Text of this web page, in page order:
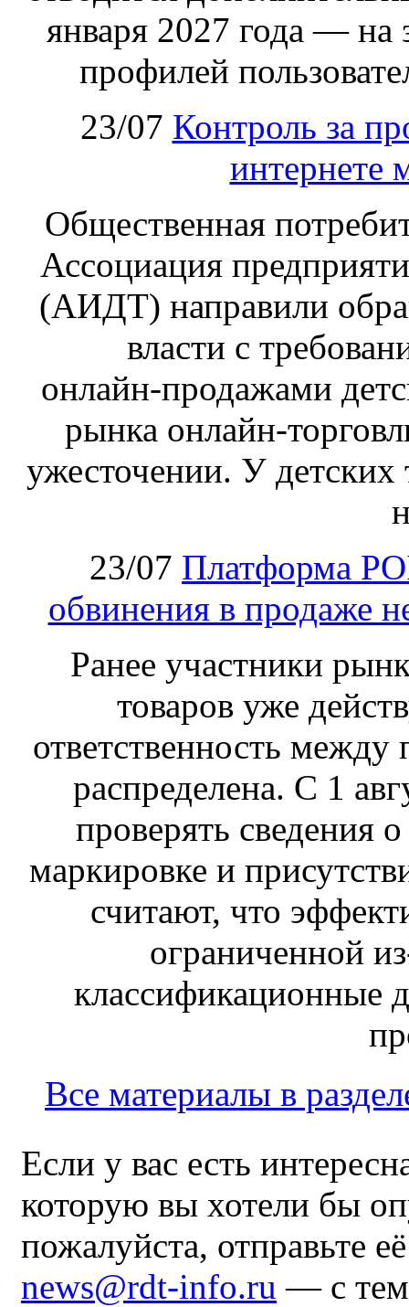
января 2027 года —
профилей
23/07 Контроль за
интернете
Общественная
Ассоциация
(АИДТ) направили
власти с
онлайн‑продажами
рынка онлайн-
ужесточении. У детских
23/07 Платформа
обвинения в продаже
Ранее участники
товаров уже
ответственность
распределена. С 1
проверять сведения
маркировке и
считают, что
ограниченной
классификационные
Все материалы в
Если у вас есть
которую вы хотели бы
пожалуйста, отправьте
news@rdt-info.ru — с